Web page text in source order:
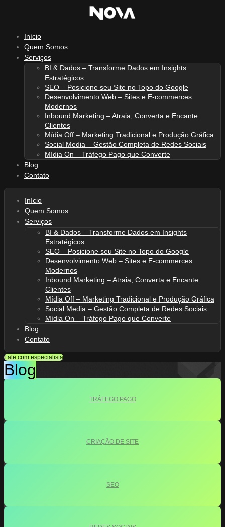
conteúdoInício
Quem Somos
Serviços
BI & Dados – Transforme Dados em Insights
Estratégicos
SEO – Posicione seu Site no Topo do Google
Desenvolvimento Web – Sites e E-commerces
Modernos
Inbound Marketing – Atraia, Converta e Encante
Clientes
Mídia Off – Marketing Tradicional e Produção Gráfica
Social Media – Gestão Completa de Redes Sociais
Mídia On – Tráfego Pago que Converte
Blog
Contato
Início
Quem Somos
Serviços
BI & Dados – Transforme Dados em Insights
Estratégicos
SEO – Posicione seu Site no Topo do Google
Desenvolvimento Web – Sites e E-commerces
Modernos
Inbound Marketing – Atraia, Converta e Encante
Clientes
Mídia Off – Marketing Tradicional e Produção Gráfica
Social Media – Gestão Completa de Redes Sociais
Mídia On – Tráfego Pago que Converte
Blog
Contato
Fale com especialista
Blog
TRÁFEGO PAGO
CRIAÇÃO DE SITE
SEO